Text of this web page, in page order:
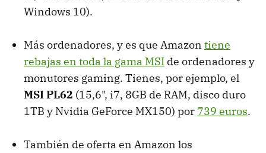
Windows 10).
Más ordenadores, y es que Amazon tiene
rebajas en toda la gama MSI de ordenadores y
monutores gaming. Tienes, por ejemplo, el
MSI PL62 (15,6", i7, 8GB de RAM, disco duro
1TB y Nvidia GeForce MX150) por 739 euros.
También de oferta en Amazon los